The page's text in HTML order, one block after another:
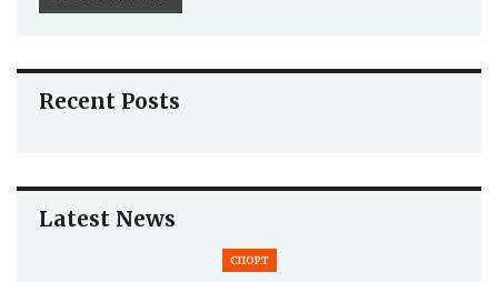
Recent Posts
Latest News
СПОРТ